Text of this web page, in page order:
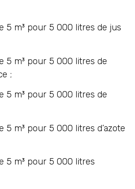
m³ pour 5 000 litres de jus
m³ pour 5 000 litres de
;
m³ pour 5 000 litres de
m³ pour 5 000 litres d’azote
m³ pour 5 000 litres